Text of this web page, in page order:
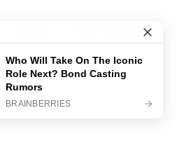
Сад та Город